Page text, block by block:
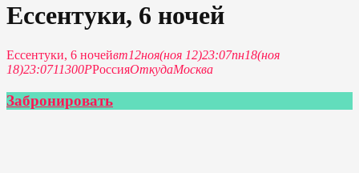
Ессентуки, 6 ночей
Ессентуки, 6 ночейвт12ноя(ноя 12)23:07пн18(ноя
18)23:0711300РРоссияОткудаМосква
Забронировать